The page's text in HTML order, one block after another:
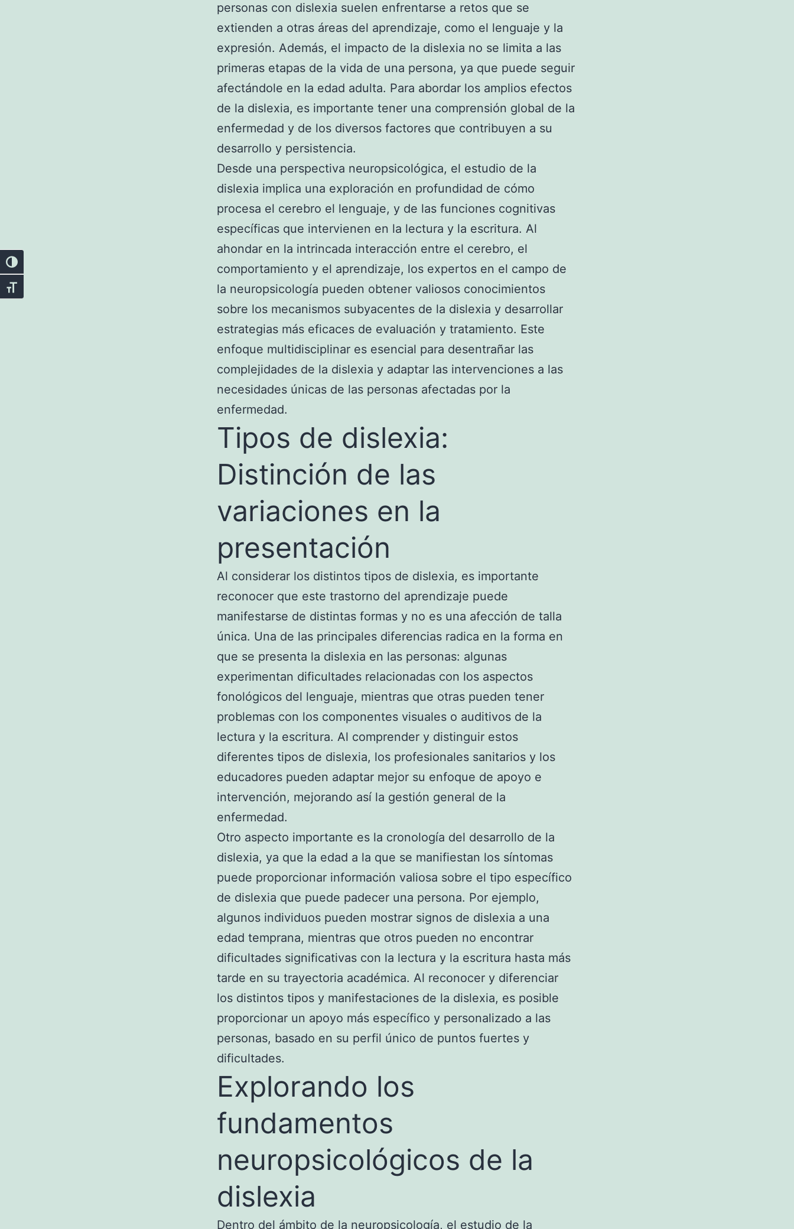
Alternar alto contraste
Alternar tamaño de letra
personas con dislexia suelen enfrentarse a retos que se
extienden a otras áreas del aprendizaje, como el lenguaje y la
expresión. Además, el impacto de la dislexia no se limita a las
primeras etapas de la vida de una persona, ya que puede seguir
afectándole en la edad adulta. Para abordar los amplios efectos
de la dislexia, es importante tener una comprensión global de la
enfermedad y de los diversos factores que contribuyen a su
desarrollo y persistencia.
Desde una perspectiva neuropsicológica, el estudio de la
dislexia implica una exploración en profundidad de cómo
procesa el cerebro el lenguaje, y de las funciones cognitivas
específicas que intervienen en la lectura y la escritura. Al
ahondar en la intrincada interacción entre el cerebro, el
comportamiento y el aprendizaje, los expertos en el campo de
la neuropsicología pueden obtener valiosos conocimientos
sobre los mecanismos subyacentes de la dislexia y desarrollar
estrategias más eficaces de evaluación y tratamiento. Este
enfoque multidisciplinar es esencial para desentrañar las
complejidades de la dislexia y adaptar las intervenciones a las
necesidades únicas de las personas afectadas por la
enfermedad.
Tipos de dislexia:
Distinción de las
variaciones en la
presentación
Al considerar los distintos tipos de dislexia, es importante
reconocer que este trastorno del aprendizaje puede
manifestarse de distintas formas y no es una afección de talla
única. Una de las principales diferencias radica en la forma en
que se presenta la dislexia en las personas: algunas
experimentan dificultades relacionadas con los aspectos
fonológicos del lenguaje, mientras que otras pueden tener
problemas con los componentes visuales o auditivos de la
lectura y la escritura. Al comprender y distinguir estos
diferentes tipos de dislexia, los profesionales sanitarios y los
educadores pueden adaptar mejor su enfoque de apoyo e
intervención, mejorando así la gestión general de la
enfermedad.
Otro aspecto importante es la cronología del desarrollo de la
dislexia, ya que la edad a la que se manifiestan los síntomas
puede proporcionar información valiosa sobre el tipo específico
de dislexia que puede padecer una persona. Por ejemplo,
algunos individuos pueden mostrar signos de dislexia a una
edad temprana, mientras que otros pueden no encontrar
dificultades significativas con la lectura y la escritura hasta más
tarde en su trayectoria académica. Al reconocer y diferenciar
los distintos tipos y manifestaciones de la dislexia, es posible
proporcionar un apoyo más específico y personalizado a las
personas, basado en su perfil único de puntos fuertes y
dificultades.
Explorando los
fundamentos
neuropsicológicos de la
dislexia
Dentro del ámbito de la neuropsicología, el estudio de la